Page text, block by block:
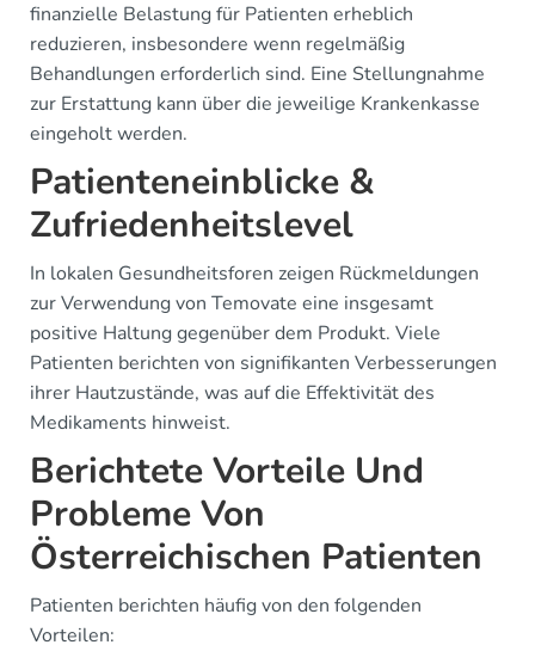
finanzielle Belastung für Patienten erheblich
reduzieren, insbesondere wenn regelmäßig
Behandlungen erforderlich sind. Eine Stellungnahme
zur Erstattung kann über die jeweilige Krankenkasse
eingeholt werden.
Patienteneinblicke &
Zufriedenheitslevel
In lokalen Gesundheitsforen zeigen Rückmeldungen
zur Verwendung von Temovate eine insgesamt
positive Haltung gegenüber dem Produkt. Viele
Patienten berichten von signifikanten Verbesserungen
ihrer Hautzustände, was auf die Effektivität des
Medikaments hinweist.
Berichtete Vorteile Und
Probleme Von
Österreichischen Patienten
Patienten berichten häufig von den folgenden
Vorteilen: